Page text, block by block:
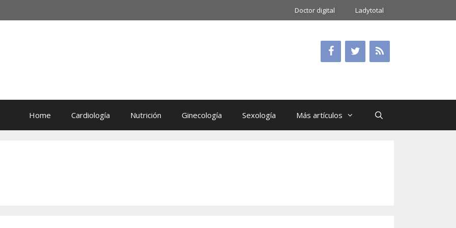
Doctor digital Ladytotal
Home Cardiología Nutrición Ginecología Sexología Más artículos